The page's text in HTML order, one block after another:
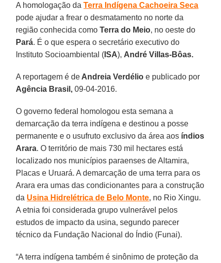
A homologação daTerra Indígena Cachoeira Seca
pode ajudar a frear o desmatamento no norte da
região conhecida comoTerra do Meio, no oeste do
Pará. É o que espera o secretário executivo do
Instituto Socioambiental ( ISA), André Villas-Bôas.
A reportagem é de Andreia Verdélio e publicado por
Agência Brasil, 09-04-2016.
O governo federal homologou esta semana a
demarcação da terra indígena e destinou a posse
permanente e o usufruto exclusivo da área aos índios
Arara. O território de mais 730 mil hectares está
localizado nos municípios paraenses de Altamira,
Placas e Uruará. A demarcação de uma terra para os
Arara era umas das condicionantes para a construção
da Usina Hidrelétrica de Belo Monte, no Rio Xingu.
A etnia foi considerada grupo vulnerável pelos
estudos de impacto da usina, segundo parecer
técnico da Fundação Nacional do Índio (Funai).
“A terra indígena também é sinônimo de proteção da